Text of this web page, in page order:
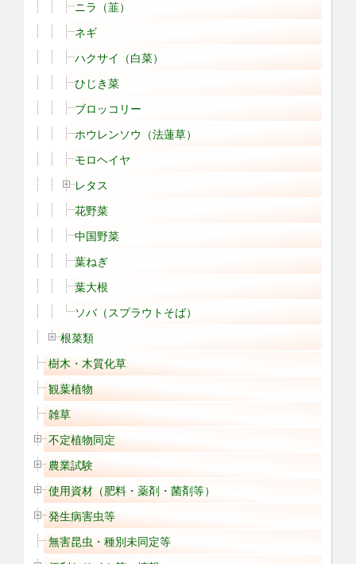
ニラ（韮）
ネギ
ハクサイ（白菜）
ひじき菜
ブロッコリー
ホウレンソウ（法蓮草）
モロヘイヤ
レタス
花野菜
中国野菜
葉ねぎ
葉大根
ソバ（スプラウトそば）
根菜類
樹木・木質化草
観葉植物
雑草
不定植物同定
農業試験
使用資材（肥料・薬剤・菌剤等）
発生病害虫等
無害昆虫・種別未同定等